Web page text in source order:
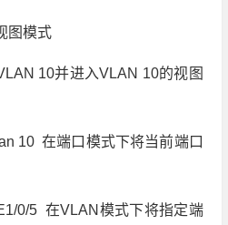
图模式
10并进入VLAN 10的视图
10 在端口模式下将当前端口
0/5 在VLAN模式下将指定端